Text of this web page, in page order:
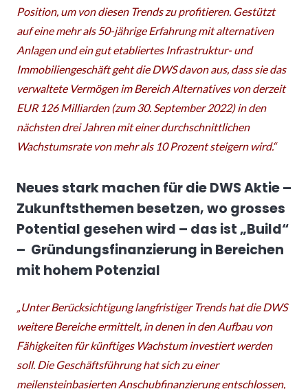
Position, um von diesen Trends zu profitieren. Gestützt
auf eine mehr als 50-jährige Erfahrung mit alternativen
Anlagen und ein gut etabliertes Infrastruktur- und
Immobiliengeschäft geht die DWS davon aus, dass sie das
verwaltete Vermögen im Bereich Alternatives von derzeit
EUR 126 Milliarden (zum 30. September 2022) in den
nächsten drei Jahren mit einer durchschnittlichen
Wachstumsrate von mehr als 10 Prozent steigern wird.“
Neues stark machen für die DWS Aktie –
Zukunftsthemen besetzen, wo grosses
Potential gesehen wird – das ist „Build“
– Gründungsfinanzierung in Bereichen
mit hohem Potenzial
„Unter Berücksichtigung langfristiger Trends hat die DWS
weitere Bereiche ermittelt, in denen in den Aufbau von
Fähigkeiten für künftiges Wachstum investiert werden
soll. Die Geschäftsführung hat sich zu einer
meilensteinbasierten Anschubfinanzierung entschlossen,